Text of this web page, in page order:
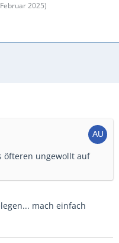
2025)
öfteren ungewollt auf
mach einfach